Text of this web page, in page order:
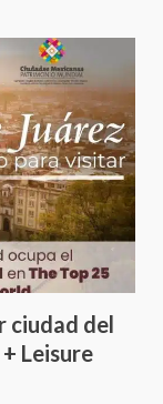
ciudad del
Leisure